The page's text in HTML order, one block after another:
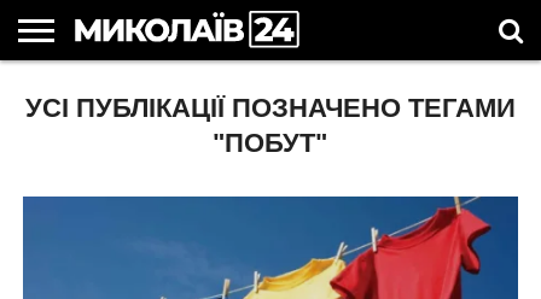
НОВИНИ
НОВИНИ
МИКОЛАЄВА
МИКОЛАЇВСЬКА
ОБЛАСТЬ
НОВИНИ
СПОРТУ
УКРАЇНА
ТА СВІТ
НОВИНИ
КОМПАНІЙ
АСТРОЛОГІЯ
СВЯТА
В
КОРИСНІ
СТАТТІ
УСІ ПУБЛІКАЦІЇ ПОЗНАЧЕНО ТЕГАМИ
"ПОБУТ"